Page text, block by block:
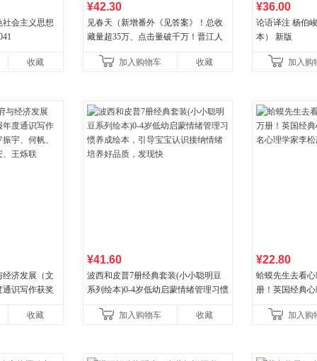
会主义思想
收藏
¥42.30
见春天（新增番外《见答案》！总收
藏量超35万、点击量破千万！晋江人
加入购物车
收藏
¥36.00
论语译注 杨伯
本） 新版
加入购
济发展（文
识写作获奖
收藏
¥41.60
波西和皮普7册经典套装(小小聪明豆
系列绘本)0-4岁低幼启蒙情绪管理习惯
养好品质，发现快
加入购物车 收藏
¥22.80
蛤蟆先生去看
册！英国经典
加入购